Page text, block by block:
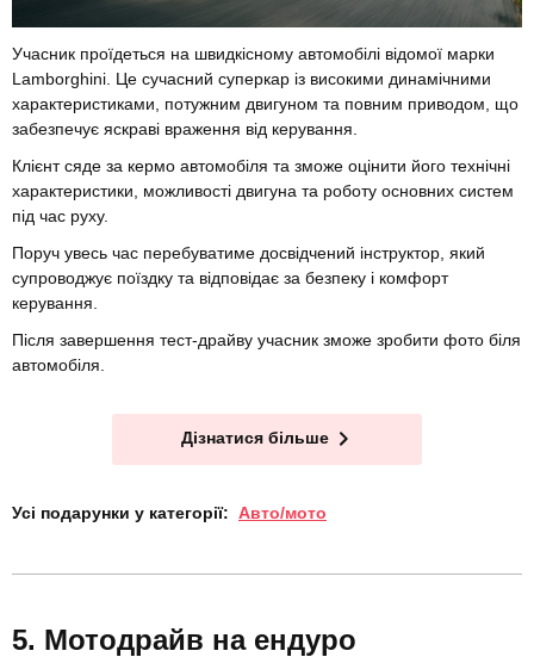
Учасник проїдеться на швидкісному автомобілі відомої марки
Lamborghini. Це сучасний суперкар із високими динамічними
характеристиками, потужним двигуном та повним приводом, що
забезпечує яскраві враження від керування.
Клієнт сяде за кермо автомобіля та зможе оцінити його технічні
характеристики, можливості двигуна та роботу основних систем
під час руху.
Поруч увесь час перебуватиме досвідчений інструктор, який
супроводжує поїздку та відповідає за безпеку і комфорт
керування.
Після завершення тест-драйву учасник зможе зробити фото біля
автомобіля.
Дізнатися більше
Усі подарунки у категорії: Авто/мото
Мотодрайв на ендуро